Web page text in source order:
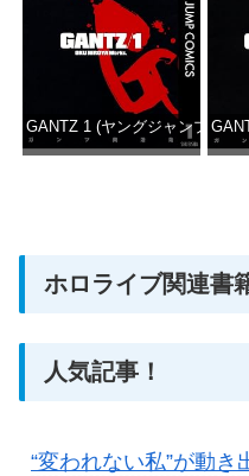
GANTZ 1 (ヤングジャンプコミ
ホロライブ関連書
人気記事！
“変われない私”が動き